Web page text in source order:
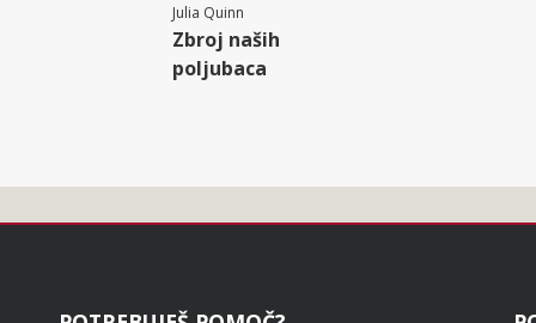
Julia Quinn
Zbroj naših
poljubaca